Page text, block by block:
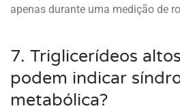
apenas durante uma medição de
7. Triglicerídeos
podem indicar
metabólica?